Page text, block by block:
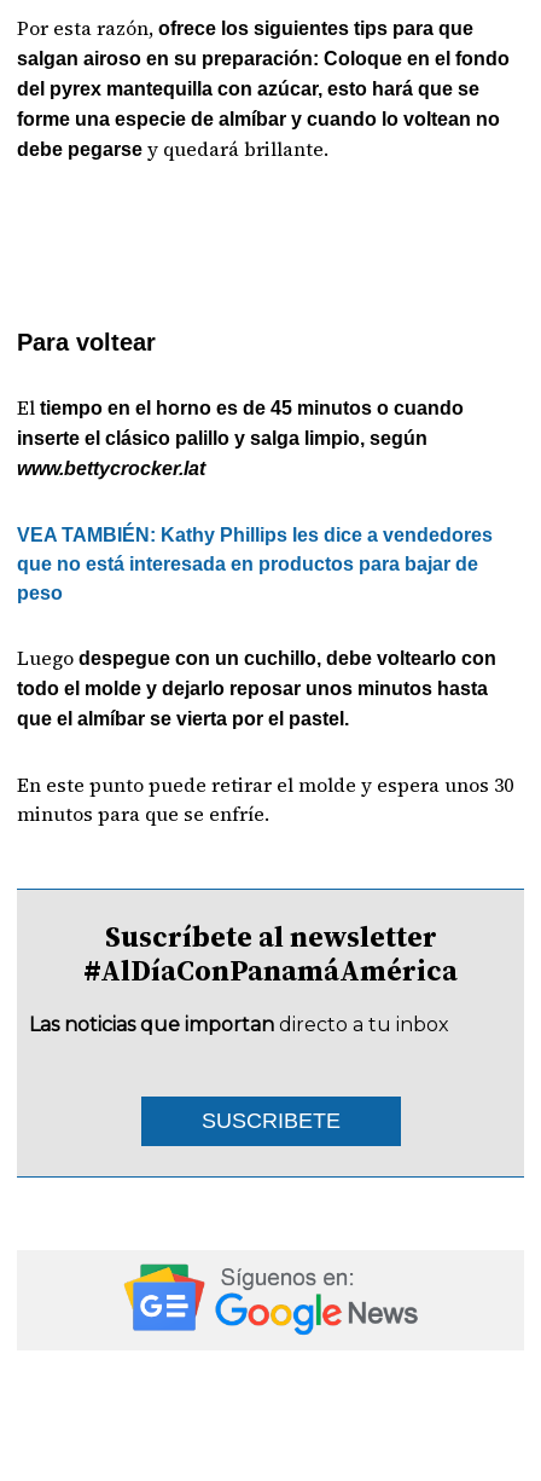
Por esta razón,ofrece los siguientes tips para que
salgan airoso en su preparación: Coloque en el fondo
del pyrex mantequilla con azúcar, esto hará que se
forme una especie de almíbar y cuando lo voltean no
debe pegarsey quedará brillante.
Para voltear
Eltiempo en el horno es de 45 minutos o cuando
inserte el clásico palillo y salga limpio, según
www.bettycrocker.lat
VEA TAMBIÉN: Kathy Phillips les dice a vendedores
que no está interesada en productos para bajar de
peso
Luegodespegue con un cuchillo, debe voltearlo con
todo el molde y dejarlo reposar unos minutos hasta
que el almíbar se vierta por el pastel.
En este punto puede retirar el molde y espera unos 30
minutos para que se enfríe.
Suscríbete al newsletter
#AlDíaConPanamáAmérica
Las noticias que importan directo a tu inbox
SUSCRIBETE